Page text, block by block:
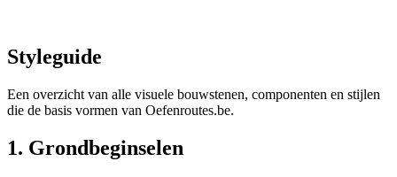
Styleguide
Een overzicht van alle visuele bouwstenen, componenten en stijlen
die de basis vormen van Oefenroutes.be.
1. Grondbeginselen